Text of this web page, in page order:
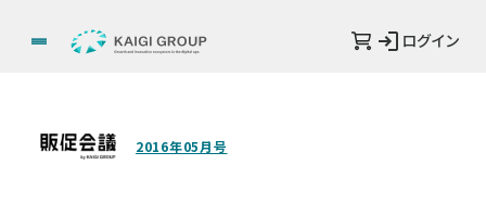
ログイン
2016年05月号